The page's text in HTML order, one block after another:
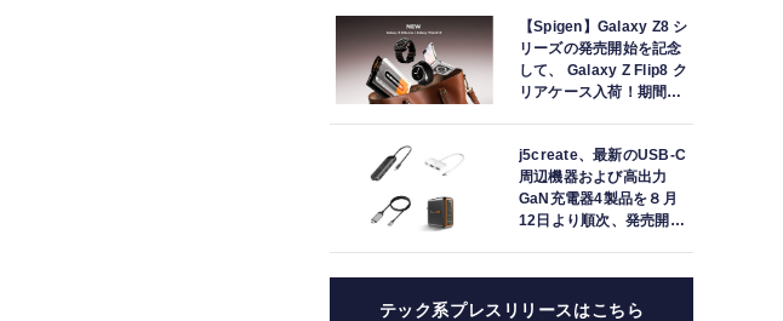
【Spigen】Galaxy Z8 シ
リーズの発売開始を記念
して、 Galaxy Z Flip8 ク
リアケース入荷！期間限
j5create、最新のUSB-C
周辺機器および高出力
GaN充電器4製品を８月
12日より順次、発売開
テック系プレスリリースはこちら